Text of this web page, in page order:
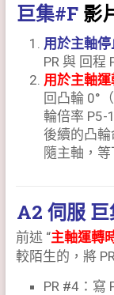
巨集#F影
用於主軸停
PR 與 回程
用於主軸運
回凸輪 0°
輪倍率 P5-
後續的凸
隨主軸，
A2 伺服
前述 “主軸運轉
較陌生的，將
PR #4：寫